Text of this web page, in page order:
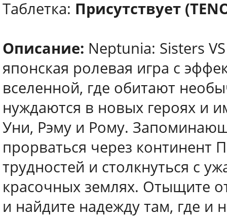
Таблетка: Присутствует
Описание: Neptunia: Sisters
японская ролевая игра с
вселенной, где обитают
нуждаются в новых героях и
Уни, Рэму и Рому.
прорваться через континент
трудностей и столкнуться с
красочных землях. Отыщите
и найдите надежду там, где и